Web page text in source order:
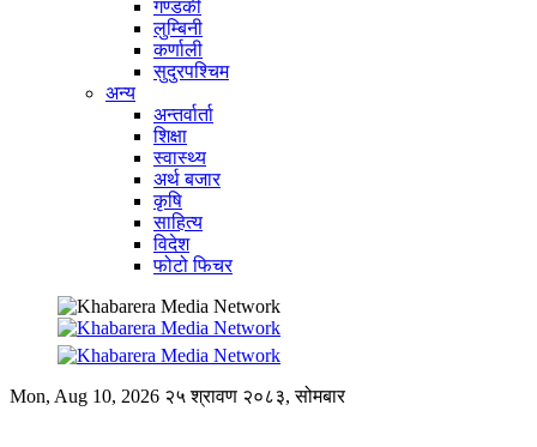
गण्डकी
लुम्बिनी
कर्णाली
सुदुरपश्चिम
अन्य
अन्तर्वार्ता
शिक्षा
स्वास्थ्य
अर्थ बजार
कृषि
साहित्य
विदेश
फोटो फिचर
Mon, Aug 10, 2026 २५ श्रावण २०८३, सोमबार